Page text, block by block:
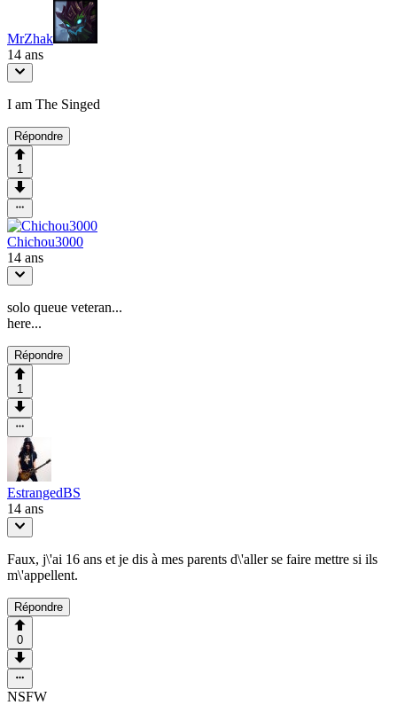
MrZhak
14 ans
I am The Singed
Répondre
1
Chichou3000
14 ans
solo queue veteran...
here...
Répondre
1
EstrangedBS
14 ans
Faux, j\'ai 16 ans et je dis à mes parents d\'aller se faire mettre si ils
m\'appellent.
Répondre
0
NSFW